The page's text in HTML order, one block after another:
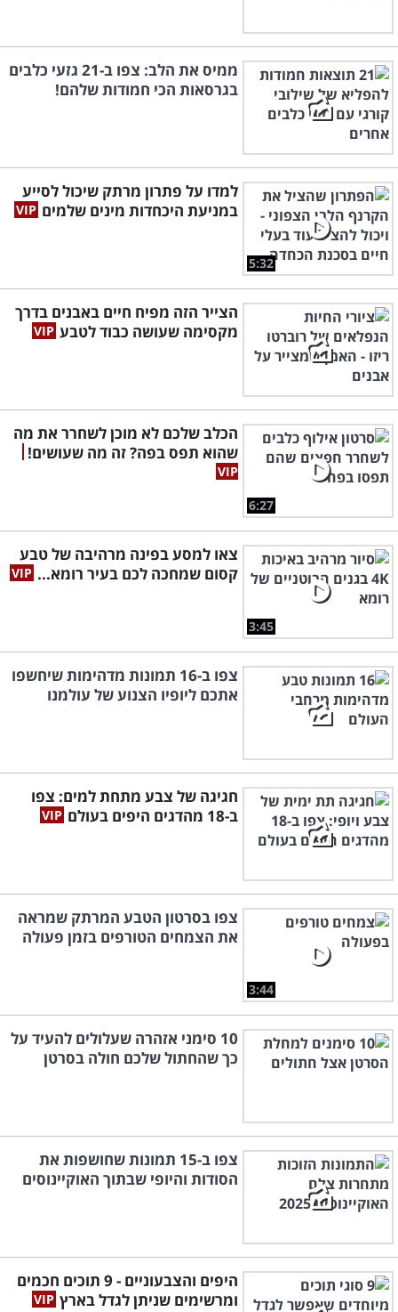
ממיס את הלב: צפו ב-21 גזעי כלבים
בגרסאות הכי חמודות שלהם!
5:32
למדו על פתרון מרתק שיכול לסייע
במניעת היכחדות מינים שלמים
הצייר הזה מפיח חיים באבנים בדרך
מקסימה שעושה כבוד לטבע
6:27
הכלב שלכם לא מוכן לשחרר את מה
שהוא תפס בפה? זה מה שעושים!
3:45
צאו למסע בפינה מרהיבה של טבע
קסום שמחכה לכם בעיר רומא...
צפו ב-16 תמונות מדהימות שיחשפו
אתכם ליופיו הצנוע של עולמנו
חגיגה של צבע מתחת למים: צפו
ב-18 מהדגים היפים בעולם
3:44
צפו בסרטון הטבע המרתק שמראה
את הצמחים הטורפים בזמן פעולה
10 סימני אזהרה שעלולים להעיד על
כך שהחתול שלכם חולה בסרטן
צפו ב-15 תמונות שחושפות את
הסודות והיופי שבתוך האוקיינוסים
היפים והצבעוניים - 9 תוכים חכמים
ומרשימים שניתן לגדל בארץ